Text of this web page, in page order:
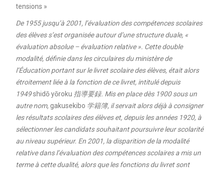
tensions »
De 1955 jusqu’à 2001, l’évaluation des compétences scolaires
des élèves s’est organisée autour d’une structure duale, «
évaluation absolue – évaluation relative ». Cette double
modalité, définie dans les circulaires du ministère de
l’Éducation portant sur le livret scolaire des élèves, était alors
étroitement liée à la fonction de ce livret, intitulé depuis
1949shidō yōroku 指導要録. Mis en place dès 1900 sous un
autre nom, gakusekibo 学籍簿, il servait alors déjà à consigner
les résultats scolaires des élèves et, depuis les années 1920, à
sélectionner les candidats souhaitant poursuivre leur scolarité
au niveau supérieur. En 2001, la disparition de la modalité
relative dans l’évaluation des compétences scolaires a mis un
terme à cette dualité, alors que les fonctions du livret sont